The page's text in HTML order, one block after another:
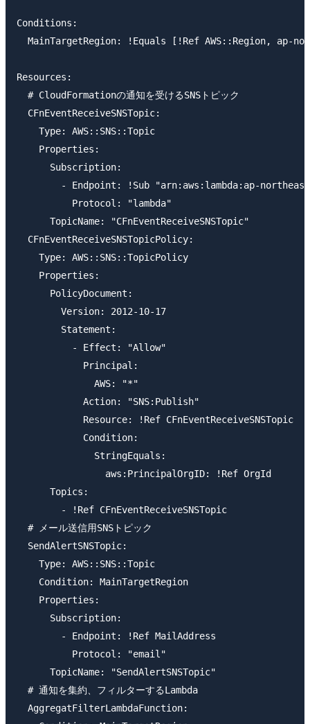
Conditions:
MainTargetRegion: !Equals [!Ref AWS::Region, ap-
Resources:
  # CloudFormationの通知を受けるSNSトピック
  CFnEventReceiveSNSTopic:
    Type: AWS::SNS::Topic
    Properties:
      Subscription:
- Endpoint: !Sub "arn:aws:lambda:ap-
          Protocol: "lambda"
      TopicName: "CFnEventReceiveSNSTopic"
  CFnEventReceiveSNSTopicPolicy:
    Type: AWS::SNS::TopicPolicy
    Properties:
      PolicyDocument:
        Version: 2012-10-17
        Statement:
          - Effect: "Allow"
            Principal:
              AWS: "*"
            Action: "SNS:Publish"
            Resource: !Ref CFnEventReceiveSNSTopic
            Condition:
              StringEquals:
                aws:PrincipalOrgID: !Ref OrgId
      Topics:
        - !Ref CFnEventReceiveSNSTopic
  # メール送信用SNSトピック
  SendAlertSNSTopic:
    Type: AWS::SNS::Topic
    Condition: MainTargetRegion
    Properties:
      Subscription:
        - Endpoint: !Ref MailAddress
          Protocol: "email"
      TopicName: "SendAlertSNSTopic"
  # 通知を集約、フィルターするLambda
  AggregatFilterLambdaFunction: